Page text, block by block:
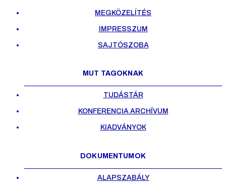
MEGKÖZELÍTÉS
IMPRESSZUM
SAJTÓSZOBA
MUT TAGOKNAK
TUDÁSTÁR
KONFERENCIA ARCHÍVUM
KIADVÁNYOK
DOKUMENTUMOK
ALAPSZABÁLY